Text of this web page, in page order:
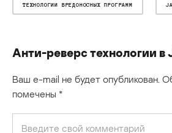
ТЕХНОЛОГИИ ВРЕДОНОСНЫХ ПРОГРАММ
Анти-реверс технологии
Ваш e-mail не будет опубликован.
помечены *